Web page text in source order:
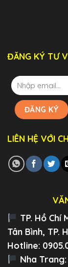
ĐĂNG KÝ TƯ
LIÊN HỆ VỚI
TP. Hồ Chí
Tân Bình, TP.
Hotline:
Nha Trang: